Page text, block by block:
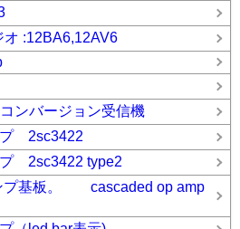
:12BA6,12AV6
ンバージョン受信機
プ 2sc3422
2sc3422 type2
プ基板。 cascaded op amp